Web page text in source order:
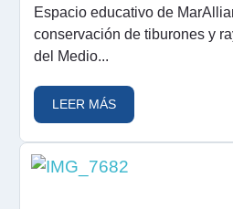
Espacio educativo de
conservación de tiburones y
del Medio...
LEER MÁS